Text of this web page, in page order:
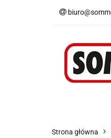
Strona główna